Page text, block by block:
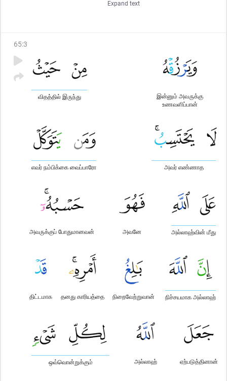
சாட்சியாக வைத்துக் கொள்ளுங்கள்; மேலும், சாட்சியத்தை
எவர் அல்லாஹ்வுக்கு அஞ்சி நடக்கின்றாரோ, அவருக்கு அவன் (தக்க
ஒரு) வழியை உண்டாக்குவான்.
Expand text
65:3
இன்னும் அவருக்கு
உணவளிப்பான்
விதத்தில் இருந்து
அவர் எண்ணாத
எவர் நம்பிக்கை வைப்பாரோ
அல்லாஹ்வின் மீது
அவனே
அவருக்குப் போதுமானவன்
நிச்சயமாக அல்லாஹ்
நிறைவேற்றுவான்
தனது காரியத்தை
திட்டமாக
ஏற்படுத்தினான்
அல்லாஹ்
ஒவ்வொன்றுக்கும்